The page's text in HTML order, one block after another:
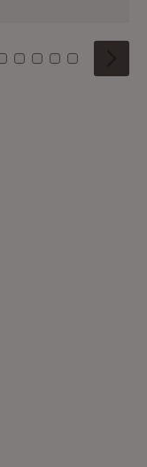
6 7 8
Kachel: 9
Zu Kachel: 10
Zu Kachel: 11
Zu Kachel: 12
Zu Kachel:
Zu